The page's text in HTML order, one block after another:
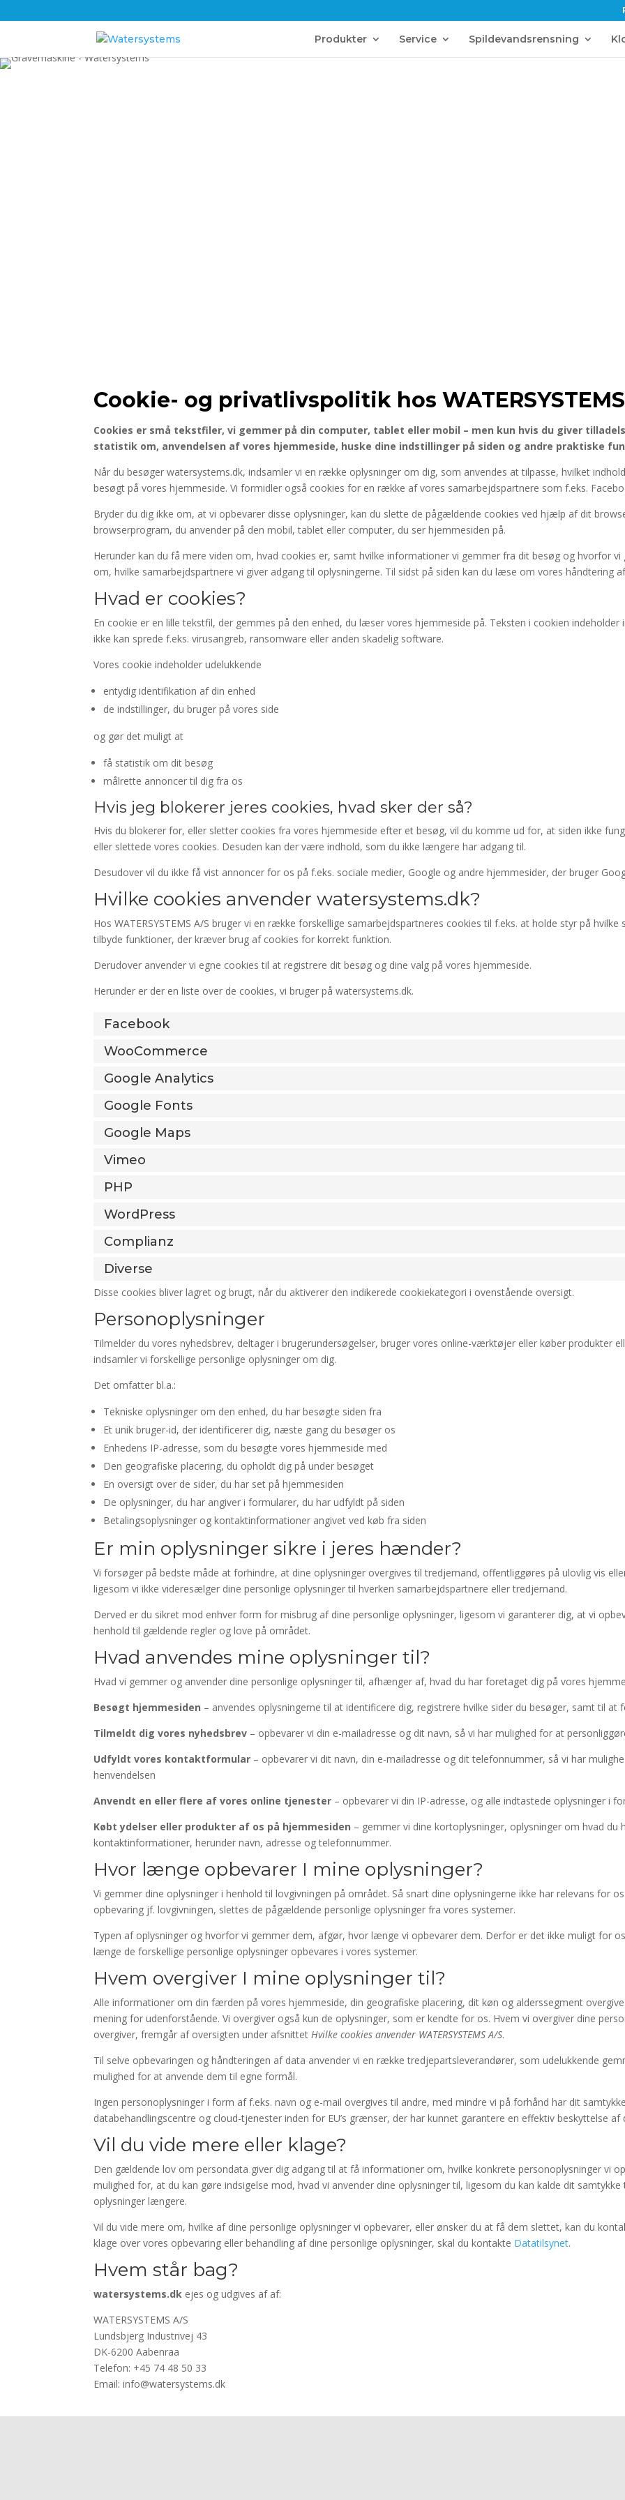
Produkter Service Spildevandsrensning
Cookie- og privatlivspolitik hos
Cookies er små tekstfiler, vi gemmer på din computer, tablet eller mobil – men kun hvis du giver
statistik om, anvendelsen af vores hjemmeside, huske dine indstillinger på siden og andre praktiske
Når du besøger watersystems.dk, indsamler vi en række oplysninger om dig, som anvendes at tilpasse, hvilket
besøgt på vores hjemmeside. Vi formidler også cookies for en række af vores samarbejdspartnere som f.eks.
Bryder du dig ikke om, at vi opbevarer disse oplysninger, kan du slette de pågældende cookies ved hjælp af dit
browserprogram, du anvender på den mobil, tablet eller computer, du ser hjemmesiden på.
Herunder kan du få mere viden om, hvad cookies er, samt hvilke informationer vi gemmer fra dit besøg og hvorfor
om, hvilke samarbejdspartnere vi giver adgang til oplysningerne. Til sidst på siden kan du læse om vores håndtering
Hvad er cookies?
En cookie er en lille tekstfil, der gemmes på den enhed, du læser vores hjemmeside på. Teksten i cookien
ikke kan sprede f.eks. virusangreb, ransomware eller anden skadelig software.
Vores cookie indeholder udelukkende
entydig identifikation af din enhed
de indstillinger, du bruger på vores side
og gør det muligt at
få statistik om dit besøg
målrette annoncer til dig fra os
Hvis jeg blokerer jeres cookies, hvad sker der så?
Hvis du blokerer for, eller sletter cookies fra vores hjemmeside efter et besøg, vil du komme ud for, at siden ikke
eller slettede vores cookies. Desuden kan der være indhold, som du ikke længere har adgang til.
Desudover vil du ikke få vist annoncer for os på f.eks. sociale medier, Google og andre hjemmesider, der bruger
Hvilke cookies anvender watersystems.dk?
Hos WATERSYSTEMS A/S bruger vi en række forskellige samarbejdspartneres cookies til f.eks. at holde styr på
tilbyde funktioner, der kræver brug af cookies for korrekt funktion.
Derudover anvender vi egne cookies til at registrere dit besøg og dine valg på vores hjemmeside.
Herunder er der en liste over de cookies, vi bruger på watersystems.dk.
Facebook
WooCommerce
Google Analytics
Google Fonts
Google Maps
Vimeo
PHP
WordPress
Complianz
Diverse
Disse cookies bliver lagret og brugt, når du aktiverer den indikerede cookiekategori i ovenstående oversigt.
Personoplysninger
Tilmelder du vores nyhedsbrev, deltager i brugerundersøgelser, bruger vores online-værktøjer eller køber produkter
indsamler vi forskellige personlige oplysninger om dig.
Det omfatter bl.a.:
Tekniske oplysninger om den enhed, du har besøgte siden fra
Et unik bruger-id, der identificerer dig, næste gang du besøger os
Enhedens IP-adresse, som du besøgte vores hjemmeside med
Den geografiske placering, du opholdt dig på under besøget
En oversigt over de sider, du har set på hjemmesiden
De oplysninger, du har angiver i formularer, du har udfyldt på siden
Betalingsoplysninger og kontaktinformationer angivet ved køb fra siden
Er min oplysninger sikre i jeres hænder?
Vi forsøger på bedste måde at forhindre, at dine oplysninger overgives til tredjemand, offentliggøres på ulovlig vis
ligesom vi ikke videresælger dine personlige oplysninger til hverken samarbejdspartnere eller tredjemand.
Derved er du sikret mod enhver form for misbrug af dine personlige oplysninger, ligesom vi garanterer dig, at vi
henhold til gældende regler og love på området.
Hvad anvendes mine oplysninger til?
Hvad vi gemmer og anvender dine personlige oplysninger til, afhænger af, hvad du har foretaget dig på vores
Besøgt hjemmesiden – anvendes oplysningerne til at identificere dig, registrere hvilke sider du besøger, samt til
Tilmeldt dig vores nyhedsbrev – opbevarer vi din e-mailadresse og dit navn, så vi har mulighed for at
Udfyldt vores kontaktformular – opbevarer vi dit navn, din e-mailadresse og dit telefonnummer, så vi har
henvendelsen
Anvendt en eller flere af vores online tjenester – opbevarer vi din IP-adresse, og alle indtastede oplysninger i
Købt ydelser eller produkter af os på hjemmesiden – gemmer vi dine kortoplysninger, oplysninger om hvad du
kontaktinformationer, herunder navn, adresse og telefonnummer.
Hvor længe opbevarer I mine oplysninger?
Vi gemmer dine oplysninger i henhold til lovgivningen på området. Så snart dine oplysningerne ikke har relevans for
opbevaring jf. lovgivningen, slettes de pågældende personlige oplysninger fra vores systemer.
Typen af oplysninger og hvorfor vi gemmer dem, afgør, hvor længe vi opbevarer dem. Derfor er det ikke muligt for
længe de forskellige personlige oplysninger opbevares i vores systemer.
Hvem overgiver I mine oplysninger til?
Alle informationer om din færden på vores hjemmeside, din geografiske placering, dit køn og alderssegment
mening for udenforstående. Vi overgiver også kun de oplysninger, som er kendte for os. Hvem vi overgiver dine
overgiver, fremgår af oversigten under afsnittetHvilke cookies anvender WATERSYSTEMS A/S.
Til selve opbevaringen og håndteringen af data anvender vi en række tredjepartsleverandører, som udelukkende
mulighed for at anvende dem til egne formål.
Ingen personoplysninger i form af f.eks. navn og e-mail overgives til andre, med mindre vi på forhånd har dit
databehandlingscentre og cloud-tjenester inden for EU’s grænser, der har kunnet garantere en effektiv beskyttelse af
Vil du vide mere eller klage?
Den gældende lov om persondata giver dig adgang til at få informationer om, hvilke konkrete personoplysninger vi
mulighed for, at du kan gøre indsigelse mod, hvad vi anvender dine oplysninger til, ligesom du kan kalde dit
oplysninger længere.
Vil du vide mere om, hvilke af dine personlige oplysninger vi opbevarer, eller ønsker du at få dem slettet, kan du
klage over vores opbevaring eller behandling af dine personlige oplysninger, skal du kontakte Datatilsynet.
Hvem står bag?
watersystems.dk ejes og udgives af af:
WATERSYSTEMS A/S
Lundsbjerg Industrivej 43
DK-6200 Aabenraa
Telefon: +45 74 48 50 33
Email: info@watersystems.dk